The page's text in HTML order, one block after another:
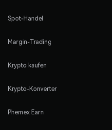
Spot-Handel
Margin-Trading
Krypto kaufen
Krypto-Konverter
Phemex Earn